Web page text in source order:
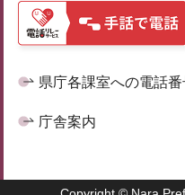
県庁各課室への電話番
庁舎案内